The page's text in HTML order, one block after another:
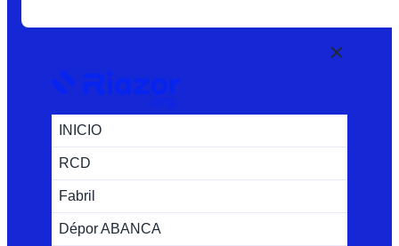
INICIO
RCD
Fabril
Dépor ABANCA